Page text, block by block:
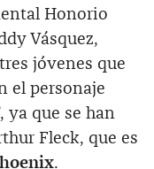
Honorio
Vásquez,
jóvenes que
el personaje
ya que se han
Fleck, que es
.